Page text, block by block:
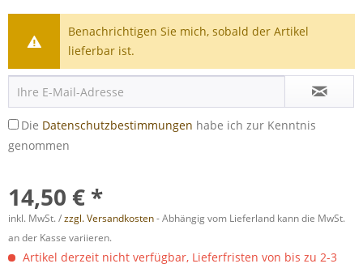
Benachrichtigen Sie mich, sobald der Artikel
lieferbar ist.
Die Datenschutzbestimmungen habe ich zur Kenntnis
genommen
14,50 € *
inkl. MwSt. /zzgl. Versandkosten- Abhängig vom Lieferland kann die MwSt.
an der Kasse variieren.
Artikel derzeit nicht verfügbar, Lieferfristen von bis zu 2-3